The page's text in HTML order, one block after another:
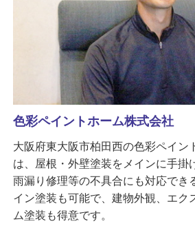
色彩ペイントホーム株式会社
大阪府東大阪市柏田西の色彩ペイン
は、屋根・外壁塗装をメインに手掛
雨漏り修理等の不具合にも対応でき
イン塗装も可能で、建物外観、エク
ム塗装も得意です。